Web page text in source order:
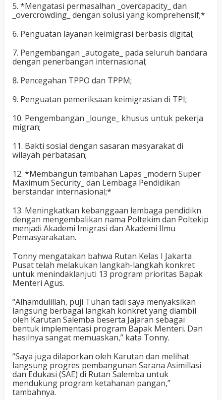
5. *Mengatasi permasalhan _overcapacity_ dan
_overcrowding_ dengan solusi yang komprehensif;*
6. Penguatan layanan keimigrasi berbasis digital;
7. Pengembangan _autogate_ pada seluruh bandara
dengan penerbangan internasional;
8. Pencegahan TPPO dan TPPM;
9. Penguatan pemeriksaan keimigrasian di TPI;
10. Pengembangan _lounge_ khusus untuk pekerja
migran;
11. Bakti sosial dengan sasaran masyarakat di
wilayah perbatasan;
12. *Membangun tambahan Lapas _modern Super
Maximum Security_ dan Lembaga Pendidikan
berstandar internasional;*
13. Meningkatkan kebanggaan lembaga pendidikn
dengan mengembalikan nama Poltekim dan Poltekip
menjadi Akademi Imigrasi dan Akademi Ilmu
Pemasyarakatan.
Tonny mengatakan bahwa Rutan Kelas I Jakarta
Pusat telah melakukan langkah-langkah konkret
untuk menindaklanjuti 13 program prioritas Bapak
Menteri Agus.
“Alhamdulillah, puji Tuhan tadi saya menyaksikan
langsung berbagai langkah konkret yang diambil
oleh Karutan Salemba beserta Jajaran sebagai
bentuk implementasi program Bapak Menteri. Dan
hasilnya sangat memuaskan,” kata Tonny.
“Saya juga dilaporkan oleh Karutan dan melihat
langsung progres pembangunan Sarana Asimillasi
dan Edukasi (SAE) di Rutan Salemba untuk
mendukung program ketahanan pangan,”
tambahnya.